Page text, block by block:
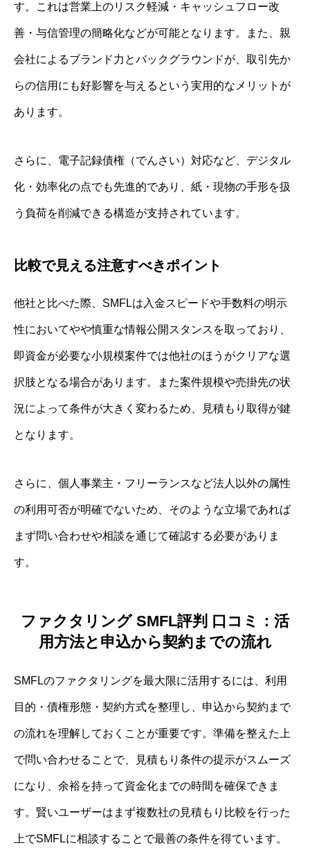
す。これは営業上のリスク軽減・キャッシュフロー改
善・与信管理の簡略化などが可能となります。また、親
会社によるブランド力とバックグラウンドが、取引先か
らの信用にも好影響を与えるという実用的なメリットが
あります。
さらに、電子記録債権（でんさい）対応など、デジタル
化・効率化の点でも先進的であり、紙・現物の手形を扱
う負荷を削減できる構造が支持されています。
比較で見える注意すべきポイント
他社と比べた際、SMFLは入金スピードや手数料の明示
性においてやや慎重な情報公開スタンスを取っており、
即資金が必要な小規模案件では他社のほうがクリアな選
択肢となる場合があります。また案件規模や売掛先の状
況によって条件が大きく変わるため、見積もり取得が鍵
となります。
さらに、個人事業主・フリーランスなど法人以外の属性
の利用可否が明確でないため、そのような立場であれば
まず問い合わせや相談を通じて確認する必要がありま
す。
ファクタリング SMFL評判 口コミ：活
用方法と申込から契約までの流れ
SMFLのファクタリングを最大限に活用するには、利用
目的・債権形態・契約方式を整理し、申込から契約まで
の流れを理解しておくことが重要です。準備を整えた上
で問い合わせることで、見積もり条件の提示がスムーズ
になり、余裕を持って資金化までの時間を確保できま
す。賢いユーザーはまず複数社の見積もり比較を行った
上でSMFLに相談することで最善の条件を得ています。